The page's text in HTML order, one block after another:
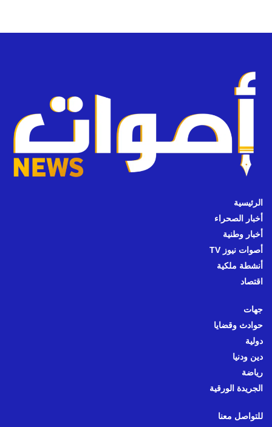
الرئيسية
أخبار الصحراء
أخبار وطنية
أصوات نيوز TV
أنشطة ملكية
اقتصاد
جهات
حوادث وقضايا
دولية
دين ودنيا
رياضة
الجريدة الورقية
للتواصل معنا